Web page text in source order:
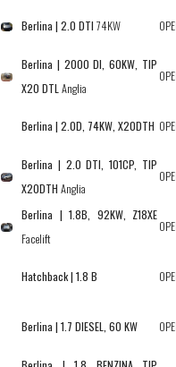
Berlina | 2.0 DTI 74KW
Berlina | 2000 DI, 60KW, TIP
X20 DTLAnglia
Berlina | 2.0D, 74KW, X20DTH
Berlina | 2.0 DTI, 101CP, TIP
X20DTH Anglia
Berlina | 1.8B, 92KW, Z18XE
Facelift
Hatchback | 1.8 B
Berlina | 1.7 DIESEL, 60 KW